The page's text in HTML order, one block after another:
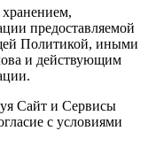
предоставляемой
Политикой, иными
и действующим
Сайт и Сервисы
с условиями